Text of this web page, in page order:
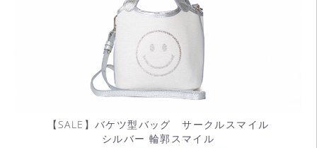
【SALE】バケツ型バッグ サークルスマイル
シルバー 輪郭スマイル